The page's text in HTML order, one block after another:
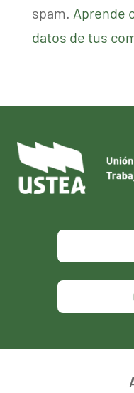
spam. Aprende
datos de tus